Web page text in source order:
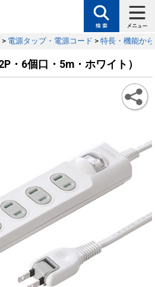
> 電源タップ・電源コード > 特長・機能か
・6個口・5m・ホワイト）